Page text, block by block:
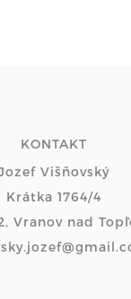
KONTAKT
Višňovský
Krátka 1764/4
Vranov nad